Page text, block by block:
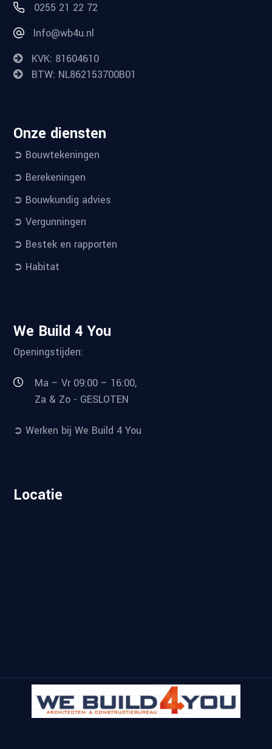
0255 21 22 72
Info@wb4u.nl
KVK: 81604610
BTW: NL862153700B01
Onze diensten
➲ Bouwtekeningen
➲ Berekeningen
➲ Bouwkundig advies
➲ Vergunningen
➲ Bestek en rapporten
➲ Habitat
We Build 4 You
Openingstijden:
Ma – Vr 09:00 – 16:00,
Za & Zo - GESLOTEN
➲ Werken bij We Build 4 You
Locatie